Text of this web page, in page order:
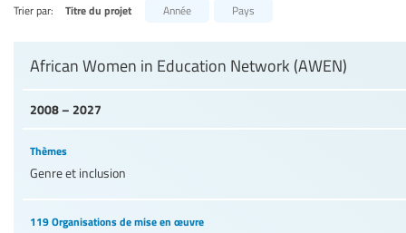
Trier par: Titre du projet Année Pays
2008 – 2027
African Women in Education Network (AWEN)
Thèmes
Genre et inclusion
119 Organisations de mise en œuvre